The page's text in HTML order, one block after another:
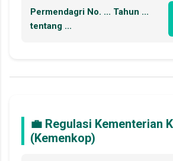
Permendagri No. ... Tahun ...
tentang ...
💼 Regulasi Kementerian
(Kemenkop)